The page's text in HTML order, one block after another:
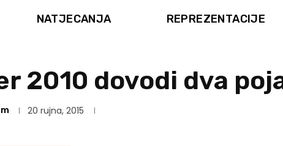
NATJECANJA REPREZENTACIJE
2010 dovodi dva
20 rujna, 2015